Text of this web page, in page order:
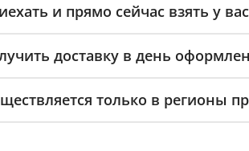
и прямо сейчас взять у
доставку в день
только в регионы